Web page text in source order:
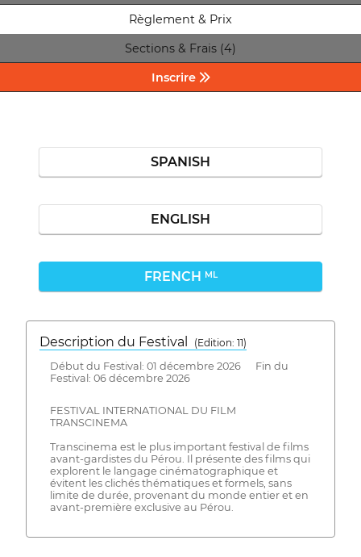
Règlement & Prix
Sections & Frais (4)
Inscrire
SPANISH
ENGLISH
FRENCH ML
Description du Festival
( Edition: 11)
Début du Festival: 01 décembre 2026 Fin du
Festival: 06 décembre 2026
FESTIVAL INTERNATIONAL DU FILM
TRANSCINEMA
Transcinema est le plus important festival de films
avant-gardistes du Pérou. Il présente des films qui
explorent le langage cinématographique et
évitent les clichés thématiques et formels, sans
limite de durée, provenant du monde entier et en
avant-première exclusive au Pérou.